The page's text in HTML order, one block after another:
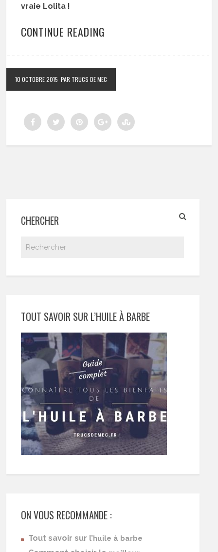
vraie Lolita !
CONTINUE READING
10 OCTOBRE 2015 PAR TRUCS DE MEC
CHERCHER
TOUT SAVOIR SUR L’HUILE À BARBE
ON VOUS RECOMMANDE :
Tout savoir sur l’huile à barbe